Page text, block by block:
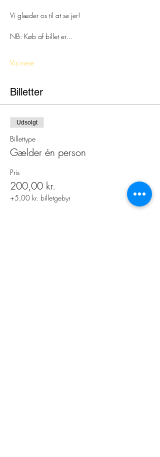
Vi glæder os til at se jer!
NB: Køb af billet er…
Vis mere
Billetter
Udsolgt
Billettype
Gælder én person
Pris
200,00 kr.
+5,00 kr. billetgebyr